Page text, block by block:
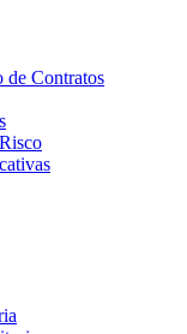
de Contratos